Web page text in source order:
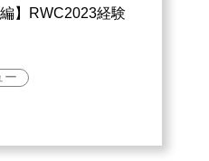
】RWC2023経験
ー